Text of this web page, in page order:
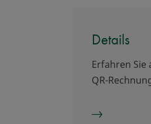
Details
Erfahren Sie
QR-